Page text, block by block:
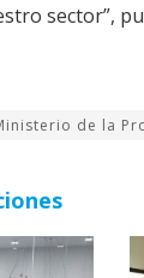
sector”,
de la